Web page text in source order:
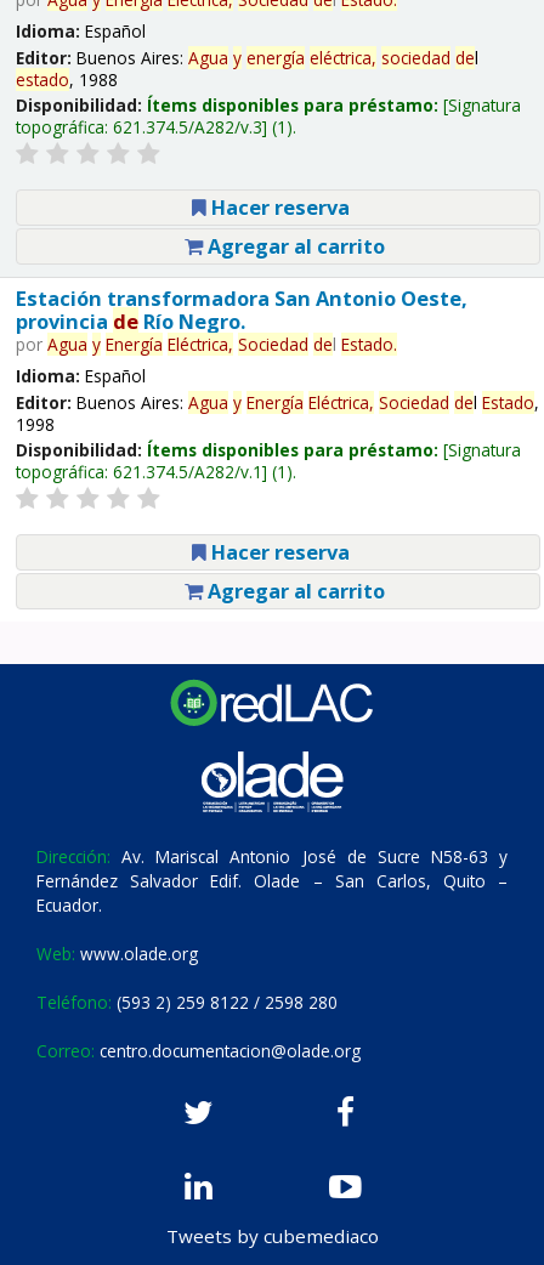
Idioma: Español
Editor: Buenos Aires: Agua y energía eléctrica, sociedad del
estado, 1988
Disponibilidad: Ítems disponibles para préstamo: Signatura
topográfica: 621.374.5/A282/v.3 (1).
Hacer reserva
Agregar al carrito
Estación transformadora San Antonio Oeste,
provincia deRío Negro.
por Agua y Energía Eléctrica, Sociedad del Estado.
Idioma: Español
Editor: Buenos Aires: Agua y Energía Eléctrica, Sociedad del Estado,
1998
Disponibilidad: Ítems disponibles para préstamo: Signatura
topográfica: 621.374.5/A282/v.1 (1).
Hacer reserva
Agregar al carrito
Dirección: Av. Mariscal Antonio José de Sucre N58-63 y
Fernández Salvador Edif. Olade – San Carlos, Quito –
Ecuador.
Web: www.olade.org
Teléfono: (593 2) 259 8122 / 2598 280
Correo: centro.documentacion@olade.org
Tweets by cubemediaco